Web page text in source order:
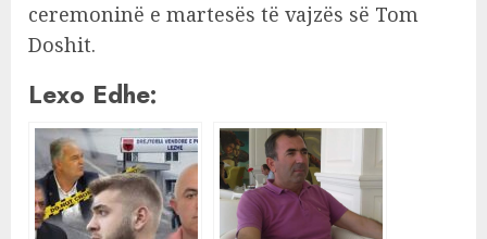
ceremoninë e martesës të vajzës së Tom
Doshit.
Lexo Edhe: